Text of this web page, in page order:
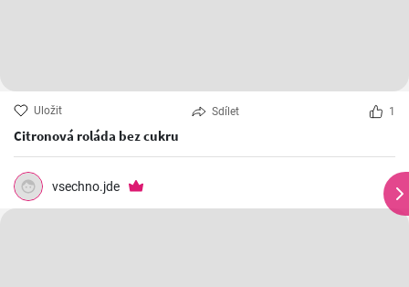
Uložit Sdílet 1
Citronová roláda bez cukru
vsechno.jde